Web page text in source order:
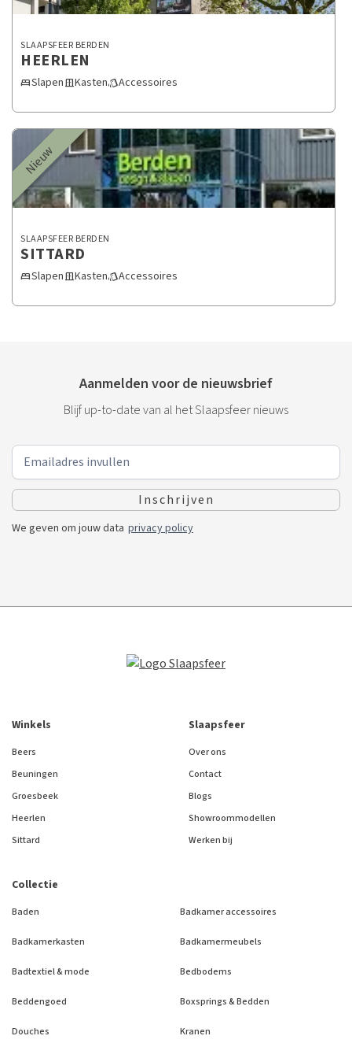
SLAAPSFEER BERDEN
HEERLEN
bedSlapendoor_slidingKastenstyleAccessoires
Nieuw
SLAAPSFEER BERDEN
SITTARD
bedSlapendoor_slidingKastenstyleAccessoires
Aanmelden voor de nieuwsbrief
Blijf up-to-date van al het Slaapsfeer nieuws
We geven om jouw data privacy policy
Collectie
Baden Badkamer accessoires
Badkamerkasten Badkamermeubels
Badtextiel & mode Bedbodems
Beddengoed Boxsprings & Bedden
Douches Kranen
Winkels
Beers
Beuningen
Groesbeek
Heerlen
Sittard
Slaapsfeer
Over ons
Contact
Blogs
Showroommodellen
Werken bij